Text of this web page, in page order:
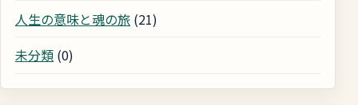
人生の意味と魂の旅 (21)
未分類 (0)